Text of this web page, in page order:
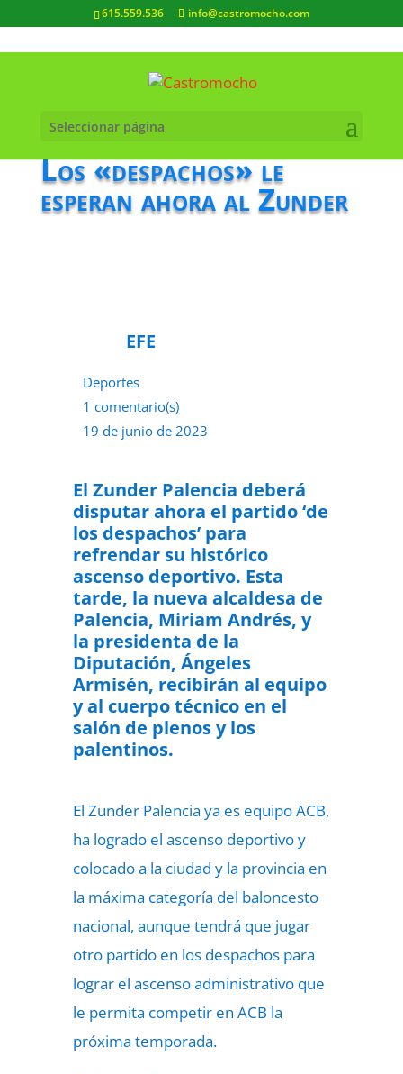
615.559.536 info@castromocho.com
Seleccionar página
Los «despachos» le
esperan ahora al Zunder
EFE
Deportes
1 comentario(s)
19 de junio de 2023
El Zunder Palencia deberá
disputar ahora el partido ‘de
los despachos’ para
refrendar su histórico
ascenso deportivo. Esta
tarde, la nueva alcaldesa de
Palencia, Miriam Andrés, y
la presidenta de la
Diputación, Ángeles
Armisén, recibirán al equipo
y al cuerpo técnico en el
salón de plenos y los
palentinos.
El Zunder Palencia ya es equipo ACB,
ha logrado el ascenso deportivo y
colocado a la ciudad y la provincia en
la máxima categoría del baloncesto
nacional, aunque tendrá que jugar
otro partido en los despachos para
lograr el ascenso administrativo que
le permita competir en ACB la
próxima temporada.